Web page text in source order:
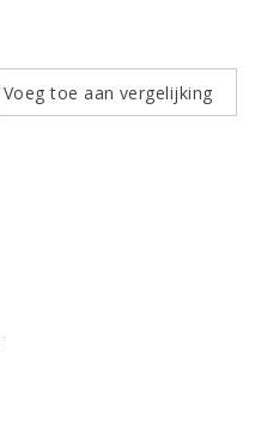
Voeg toe aan vergelijking